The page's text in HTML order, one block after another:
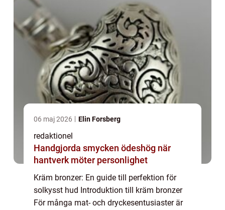
06 maj 2026 Elin Forsberg
redaktionel
Handgjorda smycken ödeshög när
hantverk möter personlighet
Kräm bronzer: En guide till perfektion för
solkysst hud Introduktion till kräm bronzer
För många mat- och dryckesentusiaster är